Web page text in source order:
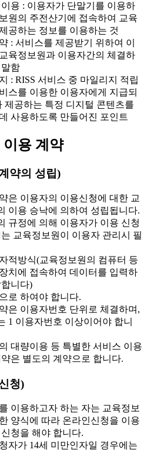
용 : 이용자가 단말기를 이용하
원의 주전산기에 접속하여 교육
공하는 정보를 이용하는 것
: 서비스를 제공받기 위하여 이
육정보원과 이용자간의 체결하
함
: RISS 서비스 중 마일리지 적립
스를 이용한 이용자에게 지급되
제공하는 특정 디지털 콘텐츠를
사용하도록 만들어진 포인트
이용 계약
약의 성립)
은 이용자의 이용신청에 대한 교
이용 승낙에 의하여 성립됩니다.
규정에 의해 이용자가 이용 신청
교육정보원이 이용자 관리시 필
적방식(교육정보원의 컴퓨터 등
치에 접속하여 데이터를 입력하
니다)
로 하여야 합니다.
은 이용자번호 단위로 체결하며,
1 이용자번호 이상이어야 합니
대량이용 등 특별한 서비스 이용
은 별도의 계약으로 합니다.
청)
이용하고자 하는 자는 교육정보
양식에 따라 온라인신청을 이용
청을 해야 합니다.
자가 14세 미만인자일 경우에는